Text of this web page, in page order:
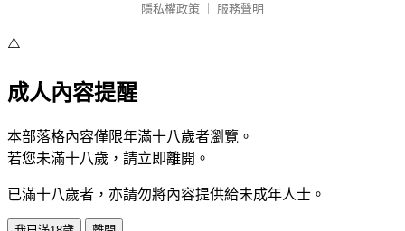
隱私權政策
服務聲明
⚠️
成人內容提醒
本部落格內容僅限年滿十八歲者瀏覽。
若您未滿十八歲，請立即離開。
已滿十八歲者，亦請勿將內容提供給未成年人士。